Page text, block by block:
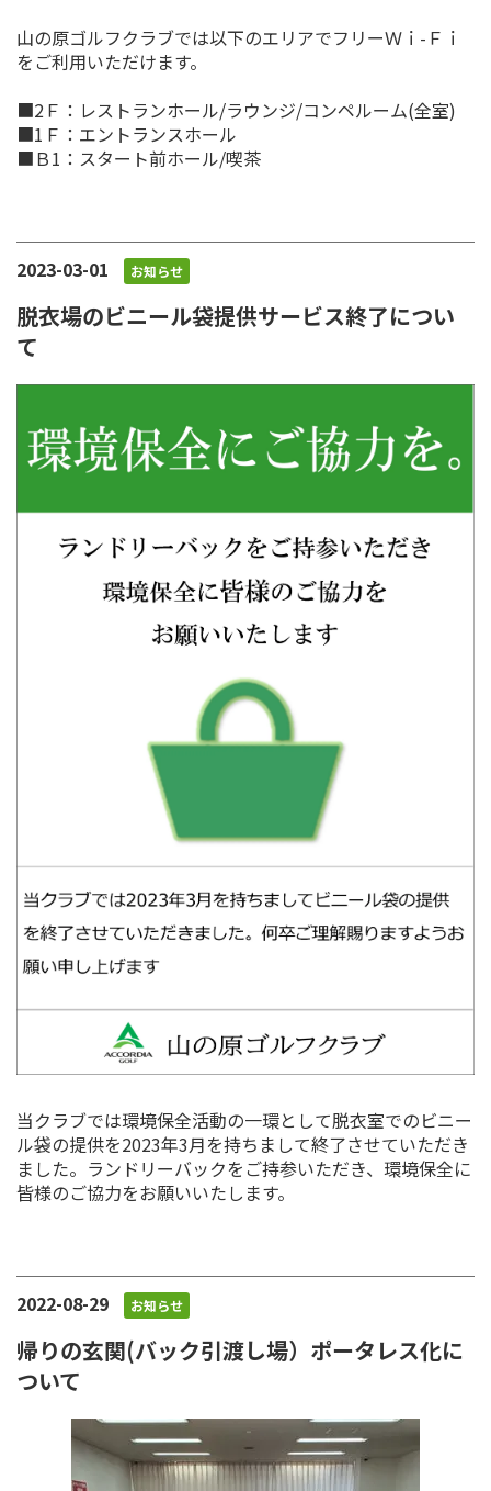
山の原ゴルフクラブでは以下のエリアでフリーＷｉ-Ｆｉ
をご利用いただけます。
■2Ｆ：レストランホール/ラウンジ/コンペルーム(全室)
■1Ｆ：エントランスホール
■Ｂ1：スタート前ホール/喫茶
2023-03-01 お知らせ
脱衣場のビニール袋提供サービス終了につい
て
当クラブでは環境保全活動の一環として脱衣室でのビニー
ル袋の提供を2023年3月を持ちまして終了させていただき
ました。ランドリーバックをご持参いただき、環境保全に
皆様のご協力をお願いいたします。
2022-08-29 お知らせ
帰りの玄関(バック引渡し場）ポータレス化に
ついて